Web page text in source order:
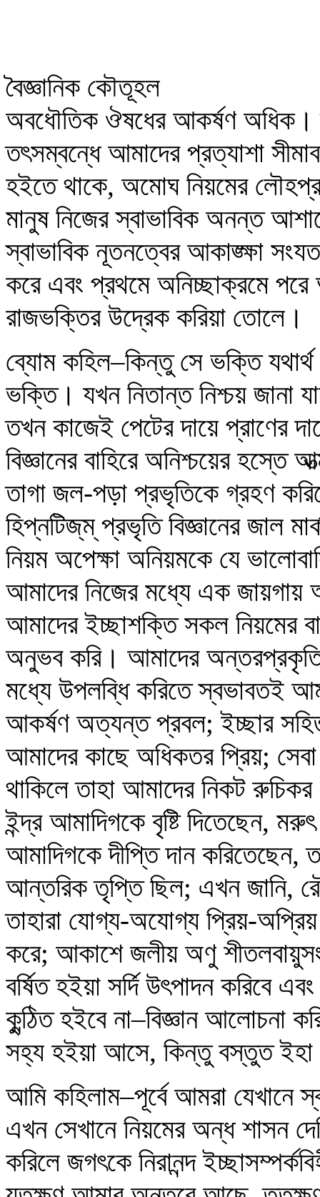
বৈজ্ঞানিক কৌতূহল
অবধৌতিক ঔষধের আকর্ষণ অধিক।
তৎসম্বন্ধে আমাদের প্রত্যাশা
হইতে থাকে, অমোঘ নিয়মের
মানুষ নিজের স্বাভাবিক অনন্ত
স্বাভাবিক নূতনত্বের আকাঙ্ক্ষা
করে এবং প্রথমে অনিচ্ছাক্রমে
রাজভক্তির উদ্রেক করিয়া তোলে।
ব্যোম কহিল–কিন্তু সে ভক্তি
ভক্তি। যখন নিতান্ত নিশ্চয় জানা
তখন কাজেই পেটের দায়ে প্রাণের
বিজ্ঞানের বাহিরে অনিশ্চয়ের
তাগা জল-পড়া প্রভৃতিকে গ্রহণ
হিপ্‌নটিজ্‌ম্‌ প্রভৃতি বিজ্ঞানের জাল
নিয়ম অপেক্ষা অনিয়মকে যে
আমাদের নিজের মধ্যে এক জায়গায়
আমাদের ইচ্ছাশক্তি সকল নিয়মের
অনুভব করি। আমাদের
মধ্যে উপলব্ধি করিতে স্বভাবতই
আকর্ষণ অত্যন্ত প্রবল; ইচ্ছার
আমাদের কাছে অধিকতর প্রিয়;
থাকিলে তাহা আমাদের নিকট
ইন্দ্র আমাদিগকে বৃষ্টি দিতেছেন,
আমাদিগকে দীপ্তি দান করিতেছেন,
আন্তরিক তৃপ্তি ছিল; এখন জানি,
তাহারা যোগ্য-অযোগ্য প্রিয়-অপ্রিয়
করে; আকাশে জলীয় অণু
বর্ষিত হইয়া সর্দি উৎপাদন করিবে
কুন্ঠিত হইবে না–বিজ্ঞান আলোচনা
সহ্য হইয়া আসে, কিন্তু বস্তুত ইহা
আমি কহিলাম–পূর্বে আমরা যেখানে
এখন সেখানে নিয়মের অন্ধ শাসন
করিলে জগৎকে নিরানন্দ